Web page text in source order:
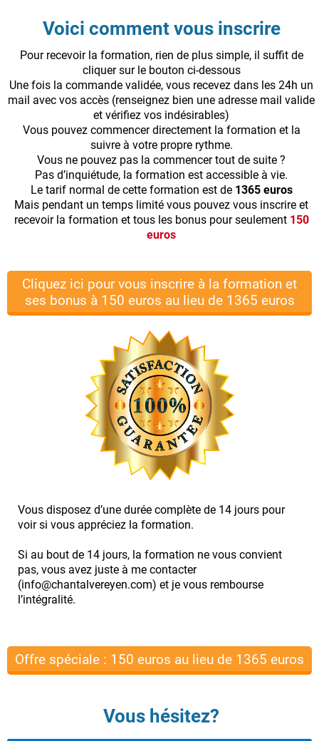
Voici comment vous inscrire
Pour recevoir la formation, rien de plus simple, il suffit de
cliquer sur le bouton ci-dessous
Une fois la commande validée, vous recevez dans les 24h un
mail avec vos accès (renseignez bien une adresse mail valide
et vérifiez vos indésirables)
Vous pouvez commencer directement la formation et la
suivre à votre propre rythme.
Vous ne pouvez pas la commencer tout de suite ?
Pas d’inquiétude, la formation est accessible à vie.
Le tarif normal de cette formation est de 1365 euros
Mais pendant un temps limité vous pouvez vous inscrire et
recevoir la formation et tous les bonus pour seulement 150
euros
Cliquez ici pour vous inscrire à la formation et
ses bonus à 150 euros au lieu de 1365 euros
Vous disposez d’une durée complète de 14 jours pour
voir si vous appréciez la formation.
Si au bout de 14 jours, la formation ne vous convient
pas, vous avez juste à me contacter
(info@chantalvereyen.com) et je vous rembourse
l’intégralité.
Offre spéciale : 150 euros au lieu de 1365 euros
Vous hésitez?